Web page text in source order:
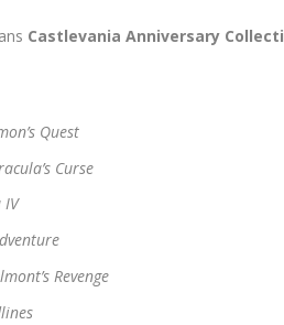
Castlevania Anniversary
Quest
Curse
IV
Revenge